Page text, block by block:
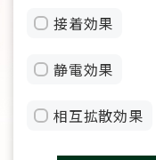
接着効果
静電効果
相互拡散効果